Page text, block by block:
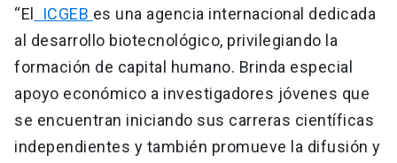
“El ICGEB es una agencia internacional dedicada
al desarrollo biotecnológico, privilegiando la
formación de capital humano. Brinda especial
apoyo económico a investigadores jóvenes que
se encuentran iniciando sus carreras científicas
independientes y también promueve la difusión y